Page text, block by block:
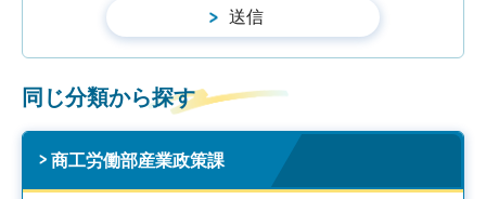
同じ分類から探す
商工労働部産業政策課